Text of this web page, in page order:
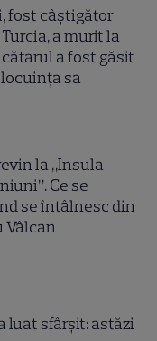
fost câștigător
a murit la
a fost găsit
sa
la „Insula
Ce se
se întâlnesc din
Vâlcan
luat sfârșit: astăzi